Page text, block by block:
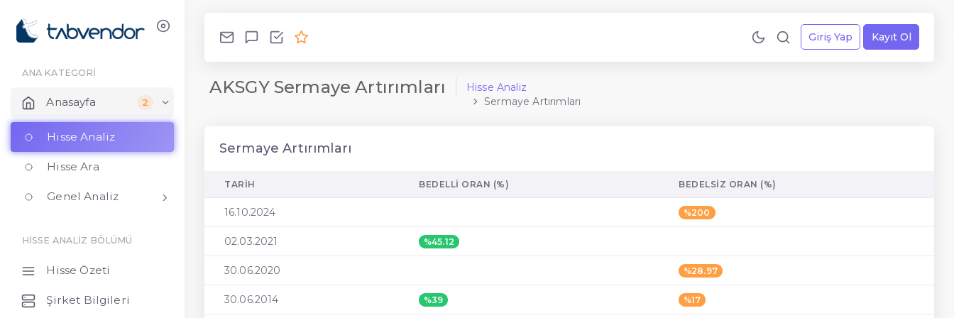
Giriş Yap Kayıt Ol
ANA KATEGORİ
Anasayfa 2
Hisse Analiz
Hisse Ara
Genel Analiz
HİSSE ANALİZ BÖLÜMÜ
Hisse Özeti
Şirket Bilgileri
AKSGY Sermaye Artırımları
Hisse Analiz
Sermaye Artırımları
Sermaye Artırımları
TARIH BEDELLI ORAN (%) BEDELSIZ ORAN (%)
16.10.2024 %200
02.03.2021 %45.12
30.06.2020 %28.97
30.06.2014 %39 %17